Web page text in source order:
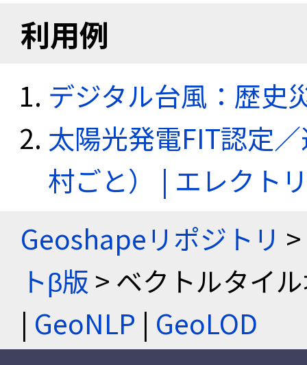
利用例
デジタル台風：歴史
太陽光発電FIT認定
村ごと） | エレクト
Geoshapeリポジトリ >
トβ版 > ベクトルタイ
| GeoNLP | GeoLOD